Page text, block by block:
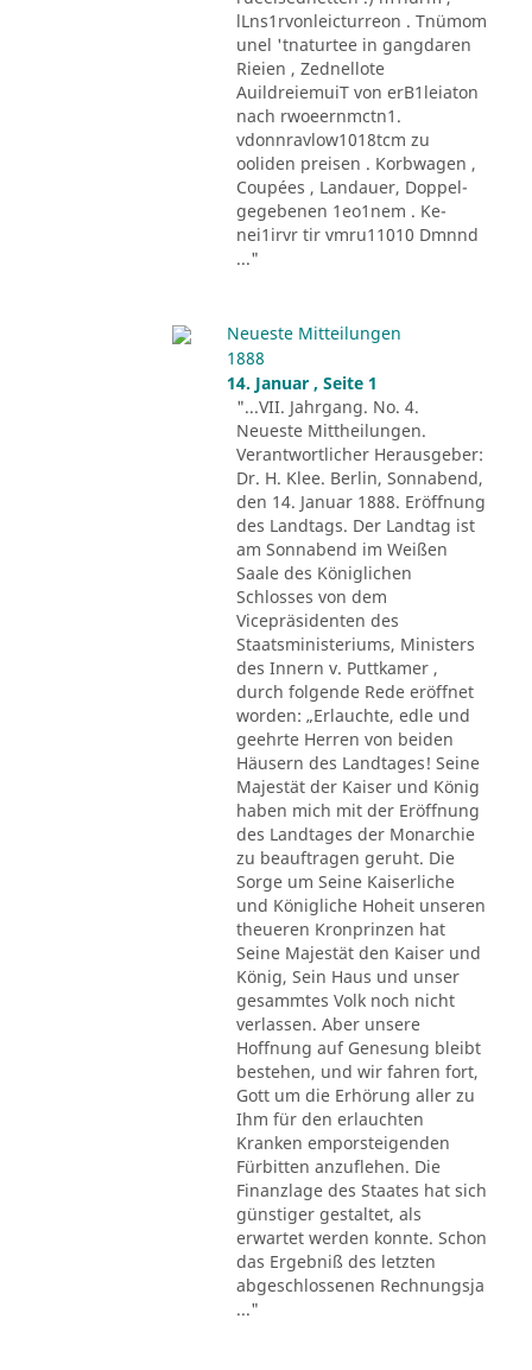
lLns1rvonleicturreon . Tnümom
unel 'tnaturtee in gangdaren
Rieien , Zednellote
AuildreiemuiT von erB1leiaton
nach rwoeernmctn1.
vdonnravlow1018tcm zu
ooliden preisen . Korbwagen ,
Coupées , Landauer, Doppel-
gegebenen 1eo1nem . Ke-
nei1irvr tir vmru11010 Dmnnd
..."
Neueste Mitteilungen
1888
14. Januar , Seite 1
"...VII. Jahrgang. No. 4.
Neueste Mittheilungen.
Verantwortlicher Herausgeber:
Dr. H. Klee. Berlin, Sonnabend,
den 14. Januar 1888. Eröffnung
des Landtags. Der Landtag ist
am Sonnabend im Weißen
Saale des Königlichen
Schlosses von dem
Vicepräsidenten des
Staatsministeriums, Ministers
des Innern v. Puttkamer ,
durch folgende Rede eröffnet
worden: „Erlauchte, edle und
geehrte Herren von beiden
Häusern des Landtages! Seine
Majestät der Kaiser und König
haben mich mit der Eröffnung
des Landtages der Monarchie
zu beauftragen geruht. Die
Sorge um Seine Kaiserliche
und Königliche Hoheit unseren
theueren Kronprinzen hat
Seine Majestät den Kaiser und
König, Sein Haus und unser
gesammtes Volk noch nicht
verlassen. Aber unsere
Hoffnung auf Genesung bleibt
bestehen, und wir fahren fort,
Gott um die Erhörung aller zu
Ihm für den erlauchten
Kranken emporsteigenden
Fürbitten anzuflehen. Die
Finanzlage des Staates hat sich
günstiger gestaltet, als
erwartet werden konnte. Schon
das Ergebniß des letzten
abgeschlossenen Rechnungsja
..."